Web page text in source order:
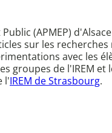
(APMEP)
sur les
avec les
groupes de l'IREM
l'IREM de Strasbourg.